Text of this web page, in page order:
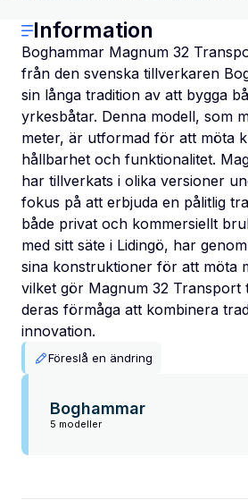
Information
Boghammar Magnum 32
från den svenska tillverkaren
sin långa tradition av att bygga
yrkesbåtar. Denna modell, som
meter, är utformad för att möta
hållbarhet och funktionalitet.
har tillverkats i olika versioner
fokus på att erbjuda en pålitlig
både privat och kommersiellt
med sitt säte i Lidingö, har
sina konstruktioner för att möta
vilket gör Magnum 32 Transport
deras förmåga att kombinera
innovation.
Föreslå en ändring
Boghammar
5 modeller